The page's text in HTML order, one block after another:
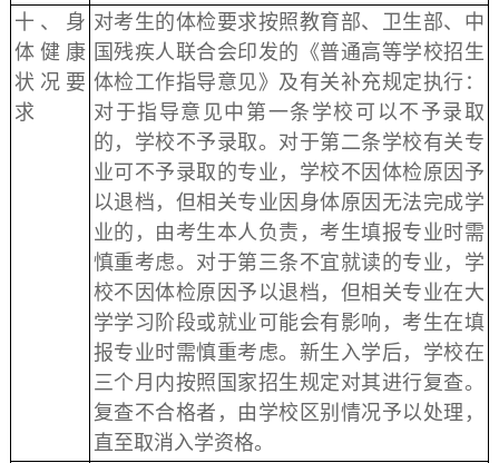
十、身
体健康
状况要
求
对考生的体检要求按照教育部、卫生部、中
国残疾人联合会印发的《普通高等学校招生
体检工作指导意见》及有关补充规定执行：
对于指导意见中第一条学校可以不予录取
的，学校不予录取。对于第二条学校有关专
业可不予录取的专业，学校不因体检原因予
以退档，但相关专业因身体原因无法完成学
业的，由考生本人负责，考生填报专业时需
慎重考虑。对于第三条不宜就读的专业，学
校不因体检原因予以退档，但相关专业在大
学学习阶段或就业可能会有影响，考生在填
报专业时需慎重考虑。新生入学后，学校在
三个月内按照国家招生规定对其进行复查。
复查不合格者，由学校区别情况予以处理，
直至取消入学资格。